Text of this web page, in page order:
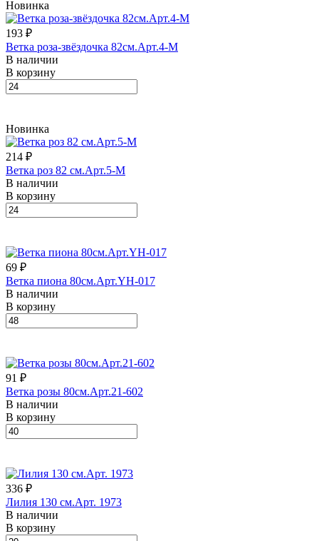
Новинка
193 ₽
Ветка роза-звёздочка 82см.Арт.4-M
В наличии
В корзину
Новинка
214 ₽
Ветка роз 82 см.Арт.5-M
В наличии
В корзину
69 ₽
Ветка пиона 80см.Арт.YH-017
В наличии
В корзину
91 ₽
Ветка розы 80см.Арт.21-602
В наличии
В корзину
336 ₽
Лилия 130 см.Арт. 1973
В наличии
В корзину